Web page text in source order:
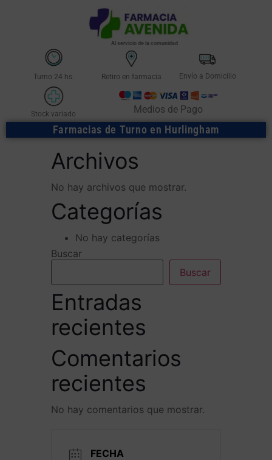
Al servicio de la comunidad
Turno 24 hs. Retiro en farmacia Envío a Domicilio
Stock variado Medios de Pago
Farmacias de Turno en Hurlingham
Archivos
No hay archivos que mostrar.
Categorías
No hay categorías
Buscar
Buscar
Entradas
recientes
Comentarios
recientes
No hay comentarios que mostrar.
FECHA